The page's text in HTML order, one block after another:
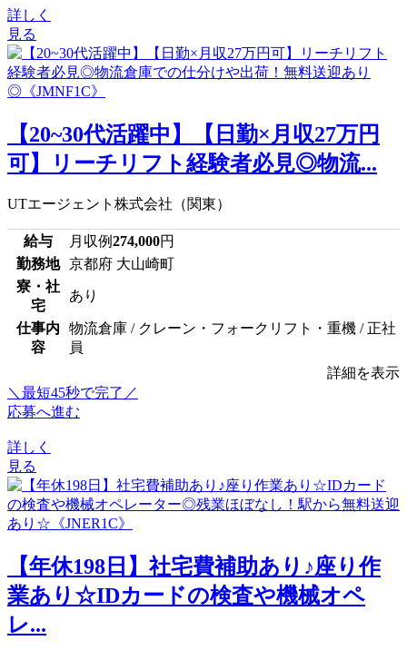
詳しく
見る
【20~30代活躍中】【日勤×月収27万円
可】リーチリフト経験者必見◎物流...
UTエージェント株式会社（関東）
給与 月収例274,000円
勤務地
京都府 大山崎町
寮・社
宅
あり
仕事内
容
物流倉庫 / クレーン・フォークリフト・重機 / 正社
員
詳細を表示
＼最短45秒で完了／
応募へ進む
詳しく
見る
【年休198日】社宅費補助あり♪座り作
業あり☆IDカードの検査や機械オペ
レ...